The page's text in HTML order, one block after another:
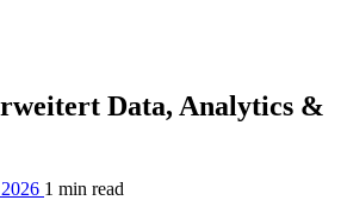
Data, Analytics &
1 min read